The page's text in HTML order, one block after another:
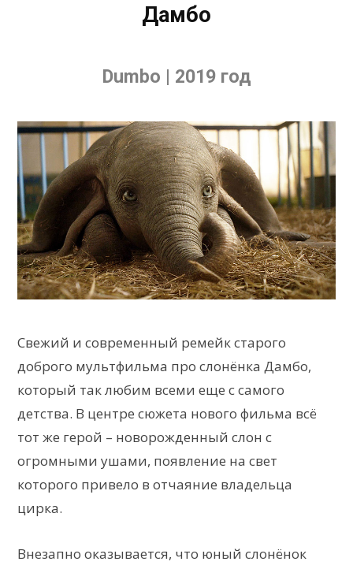
Дамбо
Dumbo | 2019 год
Свежий и современный ремейк старого
доброго мультфильма про слонёнка Дамбо,
который так любим всеми еще с самого
детства. В центре сюжета нового фильма всё
тот же герой – новорожденный слон с
огромными ушами, появление на свет
которого привело в отчаяние владельца
цирка.
Внезапно оказывается, что юный слонёнок